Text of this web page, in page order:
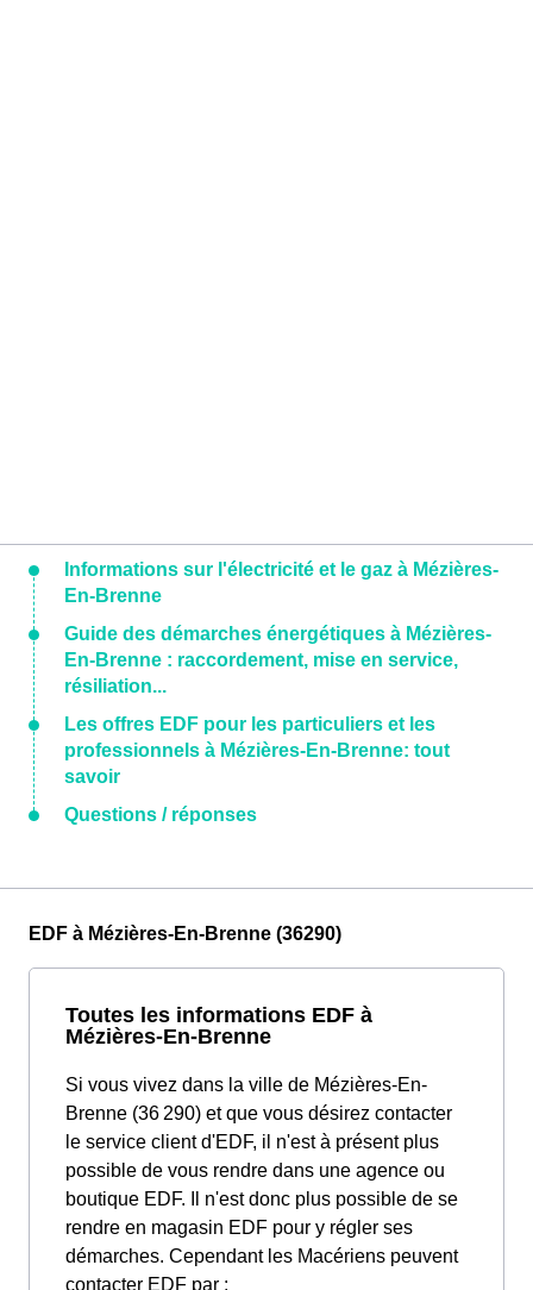
Informations sur l'électricité et le gaz à Mézières-
En-Brenne
Guide des démarches énergétiques à Mézières-
En-Brenne : raccordement, mise en service,
résiliation...
Les offres EDF pour les particuliers et les
professionnels à Mézières-En-Brenne: tout
savoir
Questions / réponses
EDF à Mézières-En-Brenne (36290)
Toutes les informations EDF à
Mézières-En-Brenne
Si vous vivez dans la ville de Mézières-En-
Brenne (36 290) et que vous désirez contacter
le service client d'EDF, il n'est à présent plus
possible de vous rendre dans une agence ou
boutique EDF. Il n'est donc plus possible de se
rendre en magasin EDF pour y régler ses
démarches. Cependant les Macériens peuvent
contacter EDF par :